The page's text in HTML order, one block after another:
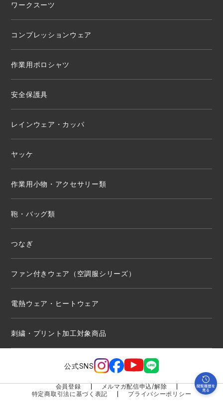
ワークスーツ
コンプレッションウェア
作業用ポロシャツ
安全保護具
レインウェア・カッパ
ヤッケ
作業用小物・アクセサリー類
鞄・バッグ類
つなぎ
ファン付きウェア（空調服シリーズ）
電熱ウェア・ヒートウェア
刺繍・プリント加工対象商品
公式SNS
会員登録
メルマガ配信申込/解除
特定商取引法に基づく表記
プライバシーポリシー